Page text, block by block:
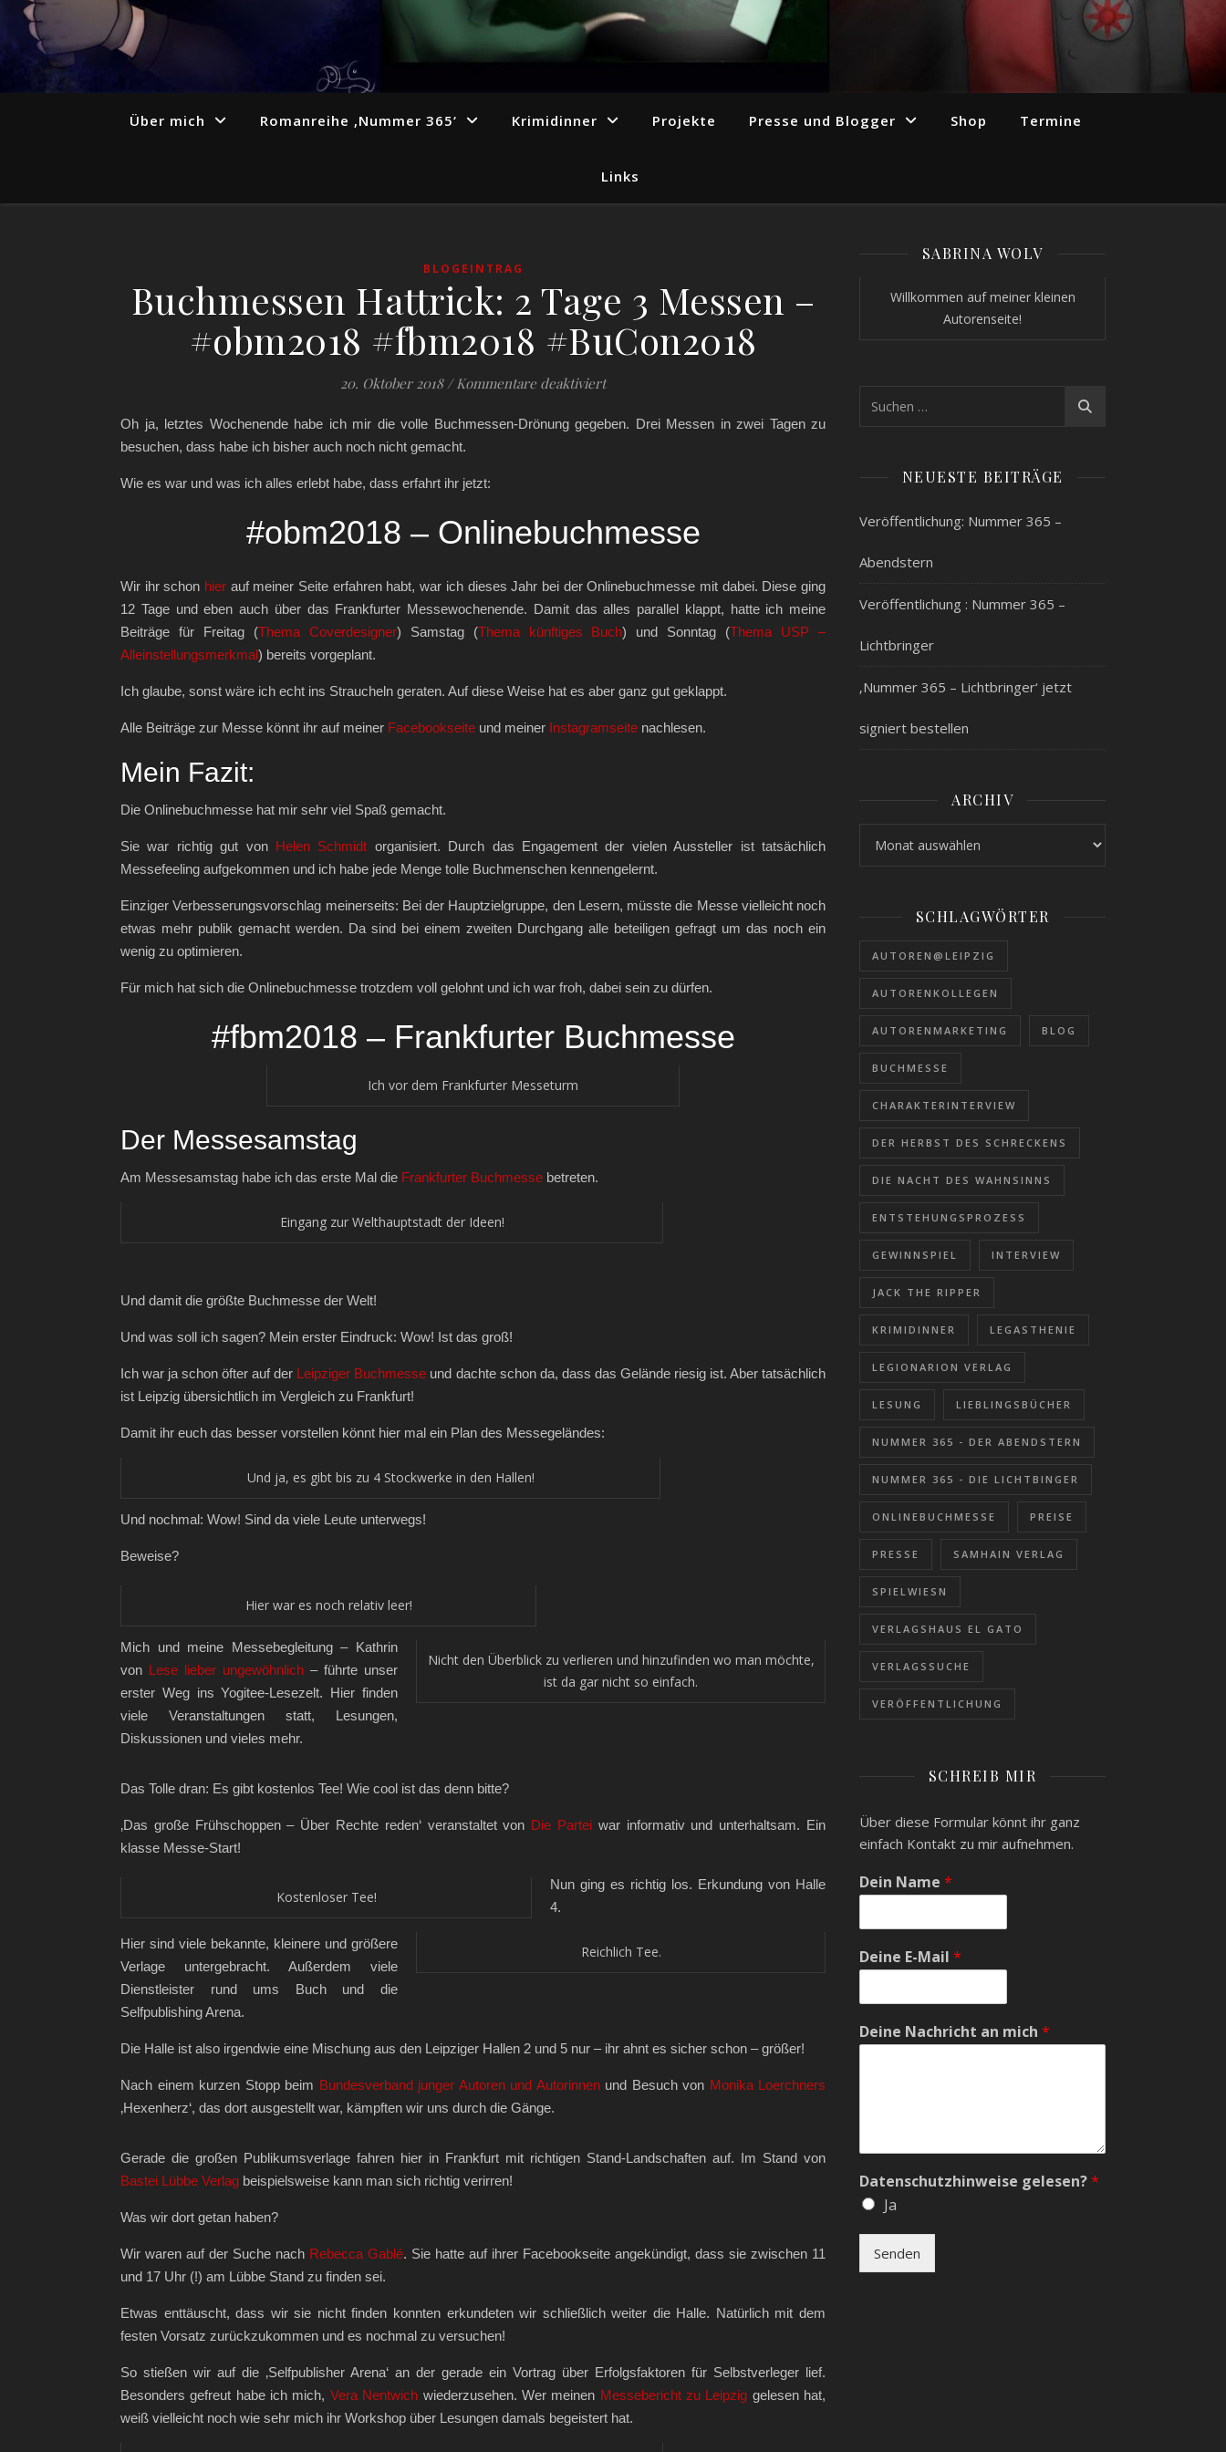
Über mich Romanreihe ‚Nummer 365‘ Krimidinner Projekte Presse und Blogger Shop Termine
Links
BLOGEINTRAG
Buchmessen Hattrick: 2 Tage 3 Messen –
#obm2018 #fbm2018 #BuCon2018
20. Oktober 2018 / Kommentare deaktiviertfür Buchmessen Hattrick: 2 Tage 3 Messen – #obm2018 #fbm2018 #BuCon2018
Oh ja, letztes Wochenende habe ich mir die volle Buchmessen-Drönung gegeben. Drei Messen in zwei Tagen zu
besuchen, dass habe ich bisher auch noch nicht gemacht.
Wie es war und was ich alles erlebt habe, dass erfahrt ihr jetzt:
#obm2018 – Onlinebuchmesse
Wir ihr schon hier auf meiner Seite erfahren habt, war ich dieses Jahr bei der Onlinebuchmesse mit dabei. Diese ging
12 Tage und eben auch über das Frankfurter Messewochenende. Damit das alles parallel klappt, hatte ich meine
Beiträge für Freitag (Thema Coverdesigner) Samstag (Thema künftiges Buch) und Sonntag (Thema USP –
Alleinstellungsmerkmal) bereits vorgeplant.
Ich glaube, sonst wäre ich echt ins Straucheln geraten. Auf diese Weise hat es aber ganz gut geklappt.
Alle Beiträge zur Messe könnt ihr auf meiner Facebookseite und meiner Instagramseite nachlesen.
Mein Fazit:
Die Onlinebuchmesse hat mir sehr viel Spaß gemacht.
Sie war richtig gut von Helen Schmidt organisiert. Durch das Engagement der vielen Aussteller ist tatsächlich
Messefeeling aufgekommen und ich habe jede Menge tolle Buchmenschen kennengelernt.
Einziger Verbesserungsvorschlag meinerseits: Bei der Hauptzielgruppe, den Lesern, müsste die Messe vielleicht noch
etwas mehr publik gemacht werden. Da sind bei einem zweiten Durchgang alle beteiligen gefragt um das noch ein
wenig zu optimieren.
Für mich hat sich die Onlinebuchmesse trotzdem voll gelohnt und ich war froh, dabei sein zu dürfen.
#fbm2018 – Frankfurter Buchmesse
Ich vor dem Frankfurter Messeturm
Der Messesamstag
Am Messesamstag habe ich das erste Mal die Frankfurter Buchmesse betreten.
Eingang zur Welthauptstadt der Ideen!
Und damit die größte Buchmesse der Welt!
Und was soll ich sagen? Mein erster Eindruck: Wow! Ist das groß!
Ich war ja schon öfter auf der Leipziger Buchmesse und dachte schon da, dass das Gelände riesig ist. Aber tatsächlich
ist Leipzig übersichtlich im Vergleich zu Frankfurt!
Damit ihr euch das besser vorstellen könnt hier mal ein Plan des Messegeländes:
Und ja, es gibt bis zu 4 Stockwerke in den Hallen!
Und nochmal: Wow! Sind da viele Leute unterwegs!
Beweise?
Hier war es noch relativ leer!
Nicht den Überblick zu verlieren und hinzufinden wo man möchte,
ist da gar nicht so einfach.
Mich und meine Messebegleitung – Kathrin
von Lese lieber ungewöhnlich – führte unser
erster Weg ins Yogitee-Lesezelt. Hier finden
viele Veranstaltungen statt, Lesungen,
Diskussionen und vieles mehr.
Das Tolle dran: Es gibt kostenlos Tee! Wie cool ist das denn bitte?
‚Das große Frühschoppen – Über Rechte reden‘ veranstaltet von Die Partei war informativ und unterhaltsam. Ein
klasse Messe-Start!
Kostenloser Tee!
Reichlich Tee.
Nun ging es richtig los. Erkundung von Halle
4.
Hier sind viele bekannte, kleinere und größere
Verlage untergebracht. Außerdem viele
Dienstleister rund ums Buch und die
Selfpublishing Arena.
Die Halle ist also irgendwie eine Mischung aus den Leipziger Hallen 2 und 5 nur – ihr ahnt es sicher schon – größer!
Nach einem kurzen Stopp beim Bundesverband junger Autoren und Autorinnen und Besuch von Monika Loerchners
‚Hexenherz‘, das dort ausgestellt war, kämpften wir uns durch die Gänge.
Gerade die großen Publikumsverlage fahren hier in Frankfurt mit richtigen Stand-Landschaften auf. Im Stand von
Bastei Lübbe Verlag beispielsweise kann man sich richtig verirren!
Was wir dort getan haben?
Wir waren auf der Suche nach Rebecca Gablé. Sie hatte auf ihrer Facebookseite angekündigt, dass sie zwischen 11
und 17 Uhr (!) am Lübbe Stand zu finden sei.
Etwas enttäuscht, dass wir sie nicht finden konnten erkundeten wir schließlich weiter die Halle. Natürlich mit dem
festen Vorsatz zurückzukommen und es nochmal zu versuchen!
So stießen wir auf die ‚Selfpublisher Arena‘ an der gerade ein Vortrag über Erfolgsfaktoren für Selbstverleger lief.
Besonders gefreut habe ich mich, Vera Nentwich wiederzusehen. Wer meinen Messebericht zu Leipzig gelesen hat,
weiß vielleicht noch wie sehr mich ihr Workshop über Lesungen damals begeistert hat.
SABRINA WOLV
Willkommen auf meiner kleinen
Autorenseite!
NEUESTE BEITRÄGE
Veröffentlichung: Nummer 365 –
Abendstern
Veröffentlichung : Nummer 365 –
Lichtbringer
‚Nummer 365 – Lichtbringer‘ jetzt
signiert bestellen
ARCHIV
SCHLAGWÖRTER
AUTOREN@LEIPZIG
AUTORENKOLLEGEN
AUTORENMARKETING BLOG
BUCHMESSE
CHARAKTERINTERVIEW
DER HERBST DES SCHRECKENS
DIE NACHT DES WAHNSINNS
ENTSTEHUNGSPROZESS
GEWINNSPIEL INTERVIEW
JACK THE RIPPER
KRIMIDINNER LEGASTHENIE
LEGIONARION VERLAG
LESUNG LIEBLINGSBÜCHER
NUMMER 365 - DER ABENDSTERN
NUMMER 365 - DIE LICHTBINGER
ONLINEBUCHMESSE PREISE
PRESSE SAMHAIN VERLAG
SPIELWIESN
VERLAGSHAUS EL GATO
VERLAGSSUCHE
VERÖFFENTLICHUNG
SCHREIB MIR
Über diese Formular könnt ihr ganz
einfach Kontakt zu mir aufnehmen.
Dein Name *
Deine E-Mail *
Deine Nachricht an mich *
Datenschutzhinweise gelesen?*
Ja
Senden